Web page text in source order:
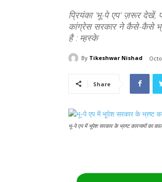
प्रियंका 'भू-पे एप' ज़रूर देखें,
कांग्रेस सरकार ने कैसे-कैसे
है : म्हस्के
By Tikeshwar Nishad
Share
भू-पे एप में भूपेश सरकार के भ्रष्ट कारनामों का